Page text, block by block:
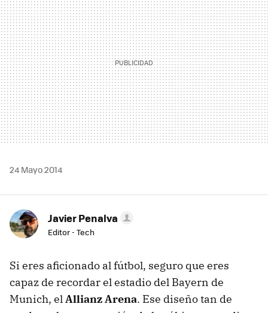
24 Mayo 2014
Javier Penalva
Editor - Tech
Si eres aficionado al fútbol, seguro que eres
capaz de recordar el estadio del Bayern de
Munich, elAllianz Arena. Ese diseño tan de